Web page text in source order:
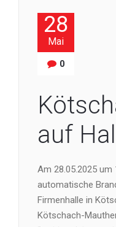
28
Mai
0
auf
Am 28.05.2025 um
automatische
Firmenhalle in
Kötschach-